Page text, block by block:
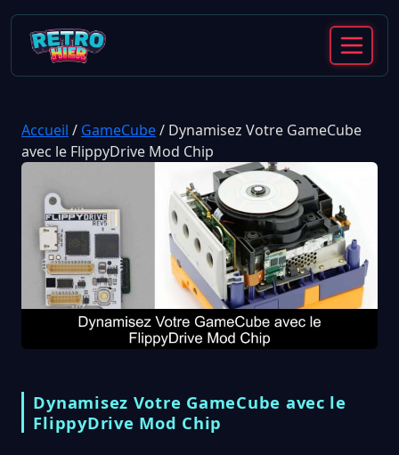
Accueil / GameCube/ Dynamisez Votre GameCube
avec le FlippyDrive Mod Chip
Dynamisez Votre GameCube avec le
FlippyDrive Mod Chip